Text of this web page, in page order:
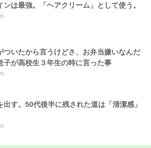
ンは最強。「ヘアクリーム」として使う。
ついたから言うけどさ、お弁当嫌いなんだ
子が高校生３年生の時に言った事
出す。50代後半に残された道は「清潔感」